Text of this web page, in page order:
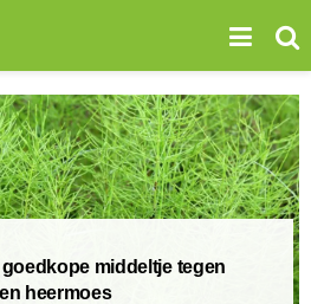
middeltje tegen
heermoes